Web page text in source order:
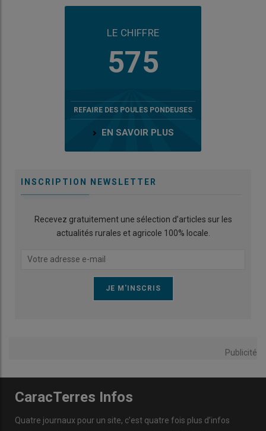
LE CHIFFRE
575
REFAIRE DES POULES PONDEUSES
EN SAVOIR PLUS
INSCRIPTION NEWSLETTER
Recevez gratuitement une sélection d’articles sur les
actualités rurales et agricole 100% locale.
Publicité
CaracTerres Infos
Quatre journaux pour un site, c’est quatre fois plus d’infos